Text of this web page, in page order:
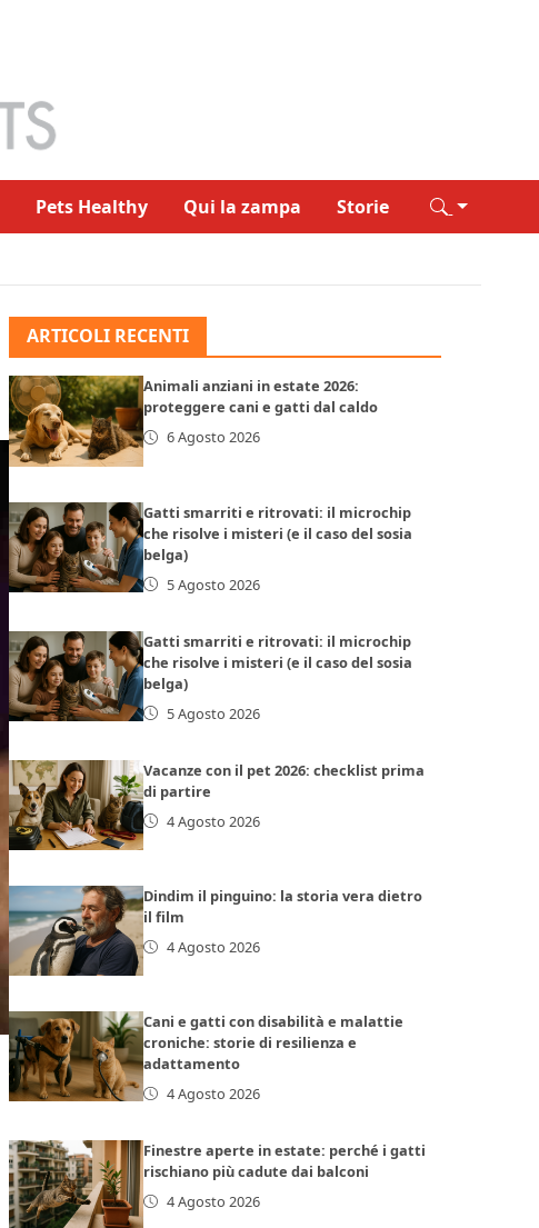
Pets Healthy Qui la zampa Storie
ARTICOLI RECENTI
Animali anziani in estate 2026:
proteggere cani e gatti dal caldo
6 Agosto 2026
Gatti smarriti e ritrovati: il microchip
che risolve i misteri (e il caso del sosia
belga)
5 Agosto 2026
Gatti smarriti e ritrovati: il microchip
che risolve i misteri (e il caso del sosia
belga)
5 Agosto 2026
Vacanze con il pet 2026: checklist prima
di partire
4 Agosto 2026
Dindim il pinguino: la storia vera dietro
il film
4 Agosto 2026
Cani e gatti con disabilità e malattie
croniche: storie di resilienza e
adattamento
4 Agosto 2026
Finestre aperte in estate: perché i gatti
rischiano più cadute dai balconi
4 Agosto 2026